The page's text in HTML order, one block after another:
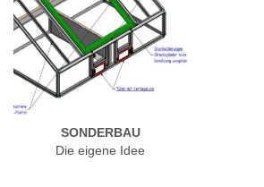
SONDERBAU
Die eigene Idee